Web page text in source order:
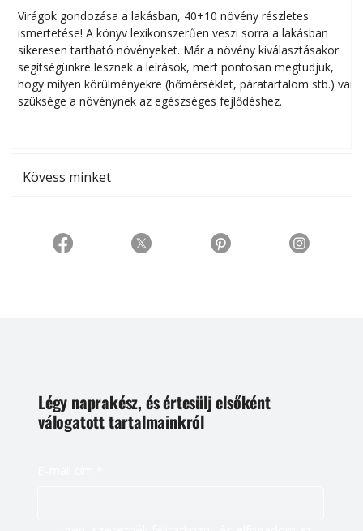
Virágok gondozása a lakásban, 40+10 növény részletes
ismertetése! A könyv lexikonszerűen veszi sorra a lakásban
sikeresen tart­ha­tó növényeket. Már a növény kiválasztásakor
segítségünkre lesznek a leírások, mert pontosan megtudjuk,
hogy milyen körülményekre (hőmérséklet, páratartalom stb.) van
szüksége a növénynek az egészséges fejlődéshez.
Kövess minket
Légy naprakész, és értesülj elsőként
válogatott tartalmainkról